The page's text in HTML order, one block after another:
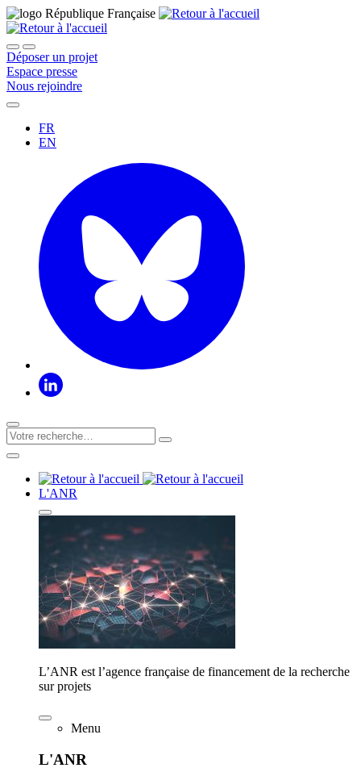
Déposer un projet
Espace presse
Nous rejoindre
FR
EN
L'ANR
L’ANR est l’agence française de financement de la recherche
sur projets
Menu
L'ANR